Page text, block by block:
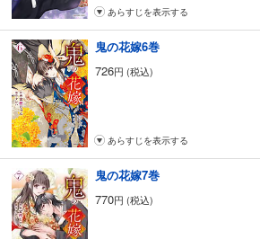
あらすじを表示する
鬼の花嫁6巻
726円 (税込)
あらすじを表示する
鬼の花嫁7巻
770円 (税込)